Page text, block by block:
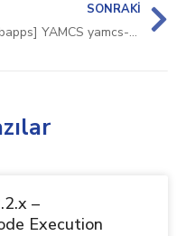
SONRAKI
[webapps] YAMCS yamcs-core 5.12.7 – No Rate Limiting
–
Execution